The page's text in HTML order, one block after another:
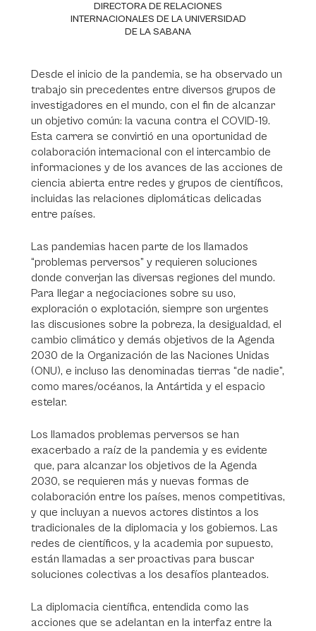
DIRECTORA DE RELACIONES
INTERNACIONALES DE LA UNIVERSIDAD
DE LA SABANA
Desde el inicio de la pandemia, se ha observado un
trabajo sin precedentes entre diversos grupos de
investigadores en el mundo, con el fin de alcanzar
un objetivo común: la vacuna contra el COVID-19.
Esta carrera se convirtió en una oportunidad de
colaboración internacional con el intercambio de
informaciones y de los avances de las acciones de
ciencia abierta entre redes y grupos de científicos,
incluidas las relaciones diplomáticas delicadas
entre países.
Las pandemias hacen parte de los llamados
“problemas perversos” y requieren soluciones
donde converjan las diversas regiones del mundo.
Para llegar a negociaciones sobre su uso,
exploración o explotación, siempre son urgentes
las discusiones sobre la pobreza, la desigualdad, el
cambio climático y demás objetivos de la Agenda
2030 de la Organización de las Naciones Unidas
(ONU), e incluso las denominadas tierras “de nadie”,
como mares/océanos, la Antártida y el espacio
estelar.
Los llamados problemas perversos se han
exacerbado a raíz de la pandemia y es evidente
que, para alcanzar los objetivos de la Agenda
2030, se requieren más y nuevas formas de
colaboración entre los países, menos competitivas,
y que incluyan a nuevos actores distintos a los
tradicionales de la diplomacia y los gobiernos. Las
redes de científicos, y la academia por supuesto,
están llamadas a ser proactivas para buscar
soluciones colectivas a los desafíos planteados.
La diplomacia científica, entendida como las
acciones que se adelantan en la interfaz entre la